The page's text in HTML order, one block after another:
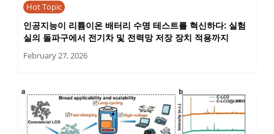
Hot Topic
인공지능이 리튬이온 배터리 수명 테스트를 혁신하다: 실험
실의 돌파구에서 전기차 및 전력망 저장 장치 적용까지
February 27, 2026